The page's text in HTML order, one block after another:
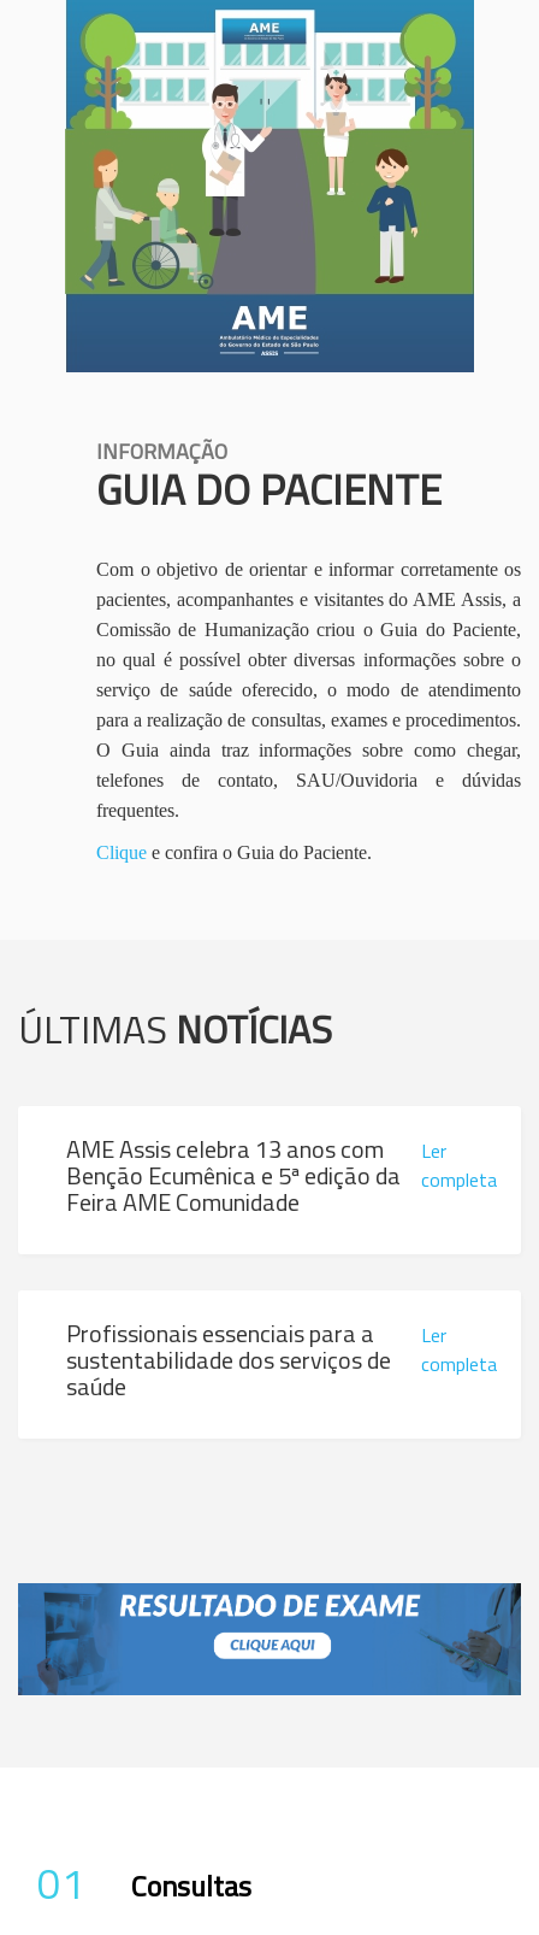
INFORMAÇÃO
GUIA DO PACIENTE
Com o objetivo de orientar e informar corretamente os
pacientes, acompanhantes e visitantes do AME Assis, a
Comissão de Humanização criou o Guia do Paciente,
no qual é possível obter diversas informações sobre o
serviço de saúde oferecido, o modo de atendimento
para a realização de consultas, exames e procedimentos.
O Guia ainda traz informações sobre como chegar,
telefones de contato, SAU/Ouvidoria e dúvidas
frequentes.
Clique e confira o Guia do Paciente.
ÚLTIMAS NOTÍCIAS
AME Assis celebra 13 anos com
Benção Ecumênica e 5ª edição da
Feira AME Comunidade
Ler
completa
Profissionais essenciais para a
sustentabilidade dos serviços de
saúde
Ler
completa
01 Consultas